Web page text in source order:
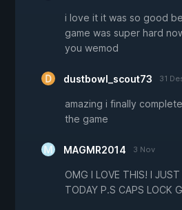
i love it it was so good
game was super hard
you wemod
dustbowl_scout73 31
amazing i finally
the game
MAGMR2014 3 Nov
OMG I LOVE THIS! I
TODAY P.S CAPS LOCK